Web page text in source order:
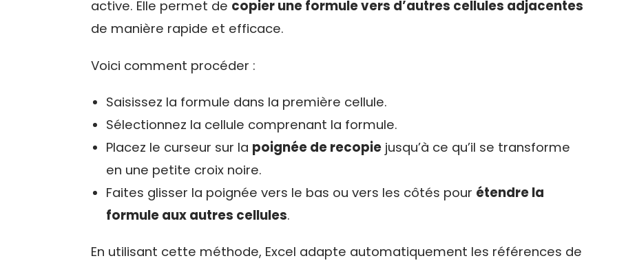
active. Elle permet de copier une formule vers d’autres cellules adjacentes
de manière rapide et efficace.
Voici comment procéder :
Saisissez la formule dans la première cellule.
Sélectionnez la cellule comprenant la formule.
Placez le curseur sur la poignée de recopie jusqu’à ce qu’il se transforme
en une petite croix noire.
Faites glisser la poignée vers le bas ou vers les côtés pour étendre la
formule aux autres cellules.
En utilisant cette méthode, Excel adapte automatiquement les références de